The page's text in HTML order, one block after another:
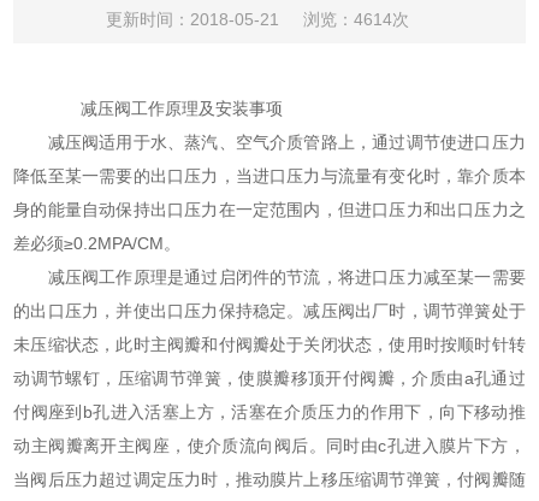
更新时间：2018-05-21 浏览：4614次
减压阀工作原理及安装事项
减压阀适用于水、蒸汽、空气介质管路上，通过调节使进口压力
降低至某一需要的出口压力，当进口压力与流量有变化时，靠介质本
身的能量自动保持出口压力在一定范围内，但进口压力和出口压力之
差必须≥0.2MPA/CM。
减压阀工作原理是通过启闭件的节流，将进口压力减至某一需要
的出口压力，并使出口压力保持稳定。减压阀出厂时，调节弹簧处于
未压缩状态，此时主阀瓣和付阀瓣处于关闭状态，使用时按顺时针转
动调节螺钉，压缩调节弹簧，使膜瓣移顶开付阀瓣，介质由a孔通过
付阀座到b孔进入活塞上方，活塞在介质压力的作用下，向下移动推
动主阀瓣离开主阀座，使介质流向阀后。同时由c孔进入膜片下方，
当阀后压力超过调定压力时，推动膜片上移压缩调节弹簧，付阀瓣随